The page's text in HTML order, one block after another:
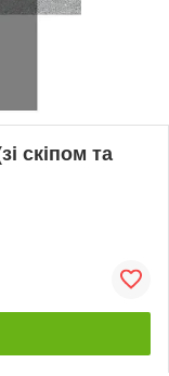
скіпом та